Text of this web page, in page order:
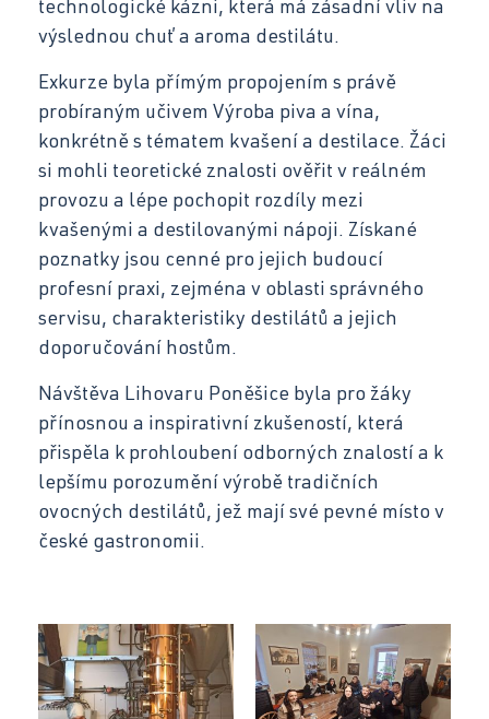
Schránka důvěry
Facebook
Instagram
YouTube
technologické kázni, která má zásadní vliv na
výslednou chuť a aroma destilátu.
Exkurze byla přímým propojením s právě
probíraným učivem Výroba piva a vína,
konkrétně s tématem kvašení a destilace. Žáci
si mohli teoretické znalosti ověřit v reálném
provozu a lépe pochopit rozdíly mezi
kvašenými a destilovanými nápoji. Získané
poznatky jsou cenné pro jejich budoucí
profesní praxi, zejména v oblasti správného
servisu, charakteristiky destilátů a jejich
doporučování hostům.
Návštěva Lihovaru Poněšice byla pro žáky
přínosnou a inspirativní zkušeností, která
přispěla k prohloubení odborných znalostí a k
lepšímu porozumění výrobě tradičních
ovocných destilátů, jež mají své pevné místo v
české gastronomii.